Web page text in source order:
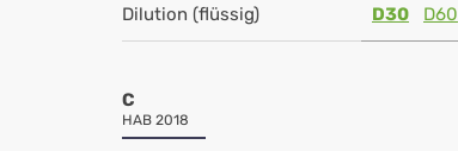
Dilution (flüssig) D30 D60
C
HAB 2018